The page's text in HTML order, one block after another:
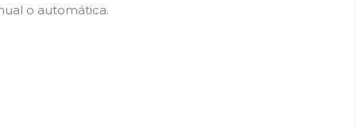
o automática.